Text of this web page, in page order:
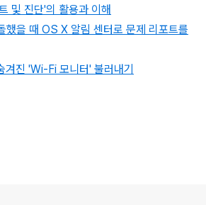
및 진단'의 활용과 이해
했을 때 OS X 알림 센터로 문제 리포트를
겨진 'Wi-Fi 모니터' 불러내기